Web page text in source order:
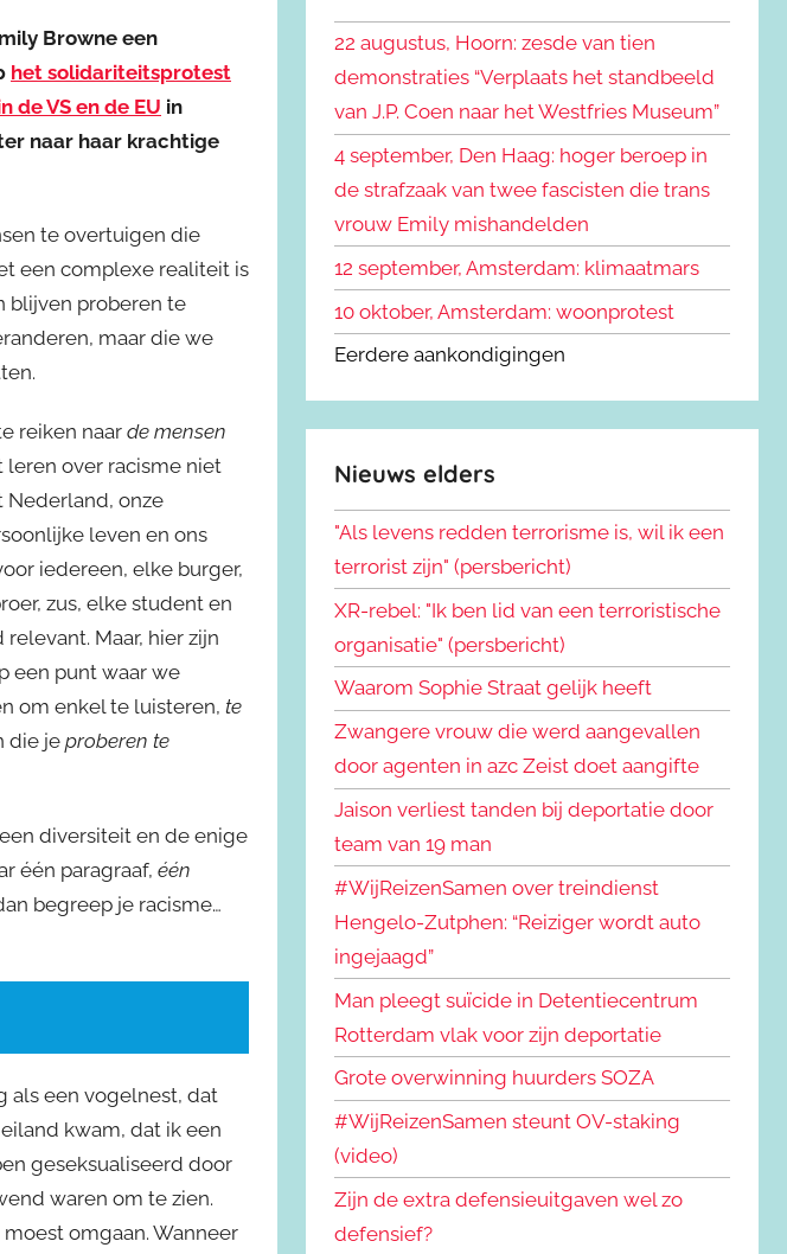
Browne een
het solidariteitsprotest
VS en de EU in
naar haar krachtige
te overtuigen die
een complexe realiteit is
blijven proberen te
maar die we
reiken naar de mensen
over racisme niet
Nederland, onze
leven en ons
iedereen, elke burger,
zus, elke student en
Maar, hier zijn
een punt waar we
om enkel te luisteren, te
die je proberen te
diversiteit en de enige
één paragraaf, één
begreep je racisme…
als een vogelnest, dat
kwam, dat ik een
geseksualiseerd door
waren om te zien.
omgaan. Wanneer
n
a
a
r
:
n
22 augustus, Hoorn: zesde van tien
demonstraties “Verplaats het standbeeld
van J.P. Coen naar het Westfries Museum”
4 september, Den Haag: hoger beroep in
de strafzaak van twee fascisten die trans
vrouw Emily mishandelden
12 september, Amsterdam: klimaatmars
10 oktober, Amsterdam: woonprotest
Eerdere aankondigingen
Nieuws elders
"Als levens redden terrorisme is, wil ik een
terrorist zijn" (persbericht)
XR-rebel: "Ik ben lid van een terroristische
organisatie" (persbericht)
Waarom Sophie Straat gelijk heeft
Zwangere vrouw die werd aangevallen
door agenten in azc Zeist doet aangifte
Jaison verliest tanden bij deportatie door
team van 19 man
#WijReizenSamen over treindienst
Hengelo-Zutphen: “Reiziger wordt auto
ingejaagd”
Man pleegt suïcide in Detentiecentrum
Rotterdam vlak voor zijn deportatie
Grote overwinning huurders SOZA
#WijReizenSamen steunt OV-staking
(video)
Zijn de extra defensieuitgaven wel zo
defensief?